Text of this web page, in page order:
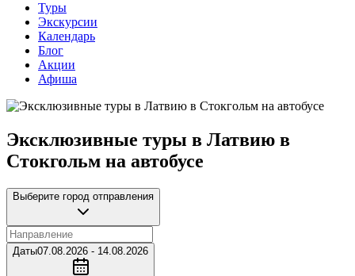
Туры
Экскурсии
Календарь
Блог
Акции
Афиша
Эксклюзивные туры в Латвию в
Стокгольм на автобусе
Выберите город отправления
Даты07.08.2026 - 14.08.2026